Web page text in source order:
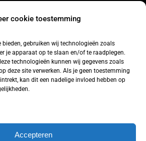
cookie toestemming
bieden, gebruiken wij technologieën zoals
je apparaat op te slaan en/of te raadplegen.
technologieën kunnen wij gegevens zoals
deze site verwerken. Als je geen toestemming
kan dit een nadelige invloed hebben op
Accepteren
lingeriebym.nl/ bij
WebwinkelKeur